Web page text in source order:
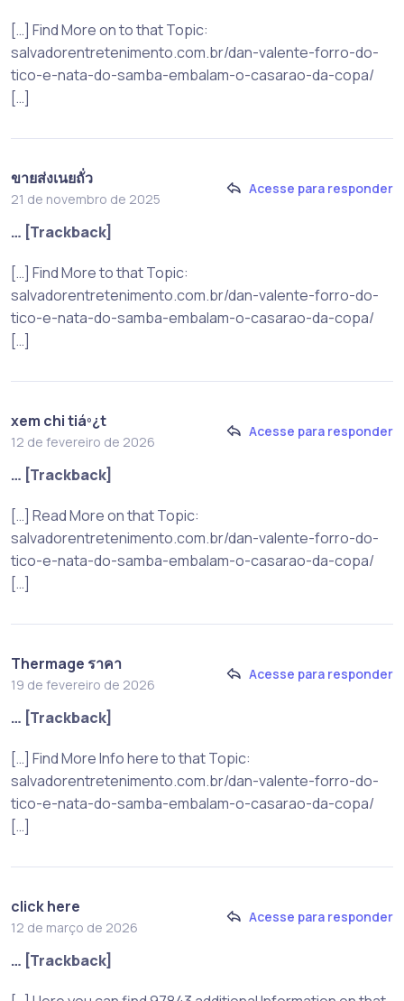
[…] Find More on to that Topic:
salvadorentretenimento.com.br/dan-valente-forro-do-
tico-e-nata-do-samba-embalam-o-casarao-da-copa/
[…]
ขายส่งเนยถั่ว
21 de novembro de 2025
Acesse para responder
… [Trackback]
[…] Find More to that Topic:
salvadorentretenimento.com.br/dan-valente-forro-do-
tico-e-nata-do-samba-embalam-o-casarao-da-copa/
[…]
xem chi tiáº¿t
12 de fevereiro de 2026
Acesse para responder
… [Trackback]
[…] Read More on that Topic:
salvadorentretenimento.com.br/dan-valente-forro-do-
tico-e-nata-do-samba-embalam-o-casarao-da-copa/
[…]
Thermage ราคา
19 de fevereiro de 2026
Acesse para responder
… [Trackback]
[…] Find More Info here to that Topic:
salvadorentretenimento.com.br/dan-valente-forro-do-
tico-e-nata-do-samba-embalam-o-casarao-da-copa/
[…]
click here
12 de março de 2026
Acesse para responder
… [Trackback]